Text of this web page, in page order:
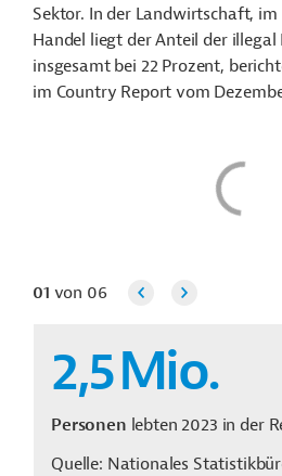
Sektor. In der Landwirtschaft,
Handel liegt der Anteil der illegal
insgesamt bei 22 Prozent,
im Country Report vom
01 von 06
2,5Mio.
Personen lebten 2023 in der
Quelle: Nationales